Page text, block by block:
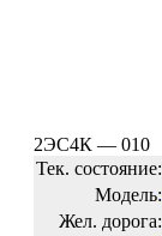
2ЭС4К — 010
Тек. состояние:
Модель:
Жел. дорога: